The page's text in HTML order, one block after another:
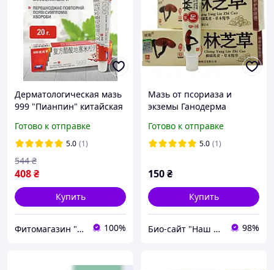
Дерматологическая мазь
999 "Пианпин" китайская
при дерматите, псориазе,
герпесе и экземе (20 г)
Готово к отправке
5.0 (1)
408₴
544 ₴
Купить
Фитомагазин "Beautiful Life" 100%
Мазь от псориаза и
экземы Ганодерма
Готово к отправке
5.0 (1)
150₴
Купить
Био-сайт "Наш Восток" 98%